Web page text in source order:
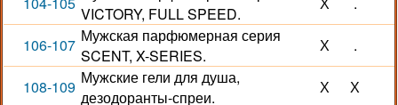
VICTORY, FULL SPEED.
106-107 Мужская парфюмерная серия
SCENT, X-SERIES.
Х .
108-109 Мужские гели для душа,
дезодоранты-спреи.
Х Х